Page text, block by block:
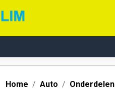
Home Auto Onderdelen